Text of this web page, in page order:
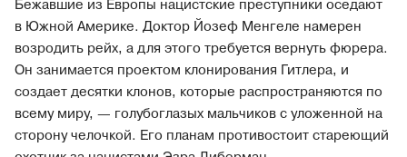
Бежавшие из Европы нацистские преступники оседают
в Южной Америке. Доктор Йозеф Менгеле намерен
возродить рейх, а для этого требуется вернуть фюрера.
Он занимается проектом клонирования Гитлера, и
создает десятки клонов, которые распространяются по
всему миру, — голубоглазых мальчиков с уложенной на
сторону челочкой. Его планам противостоит стареющий